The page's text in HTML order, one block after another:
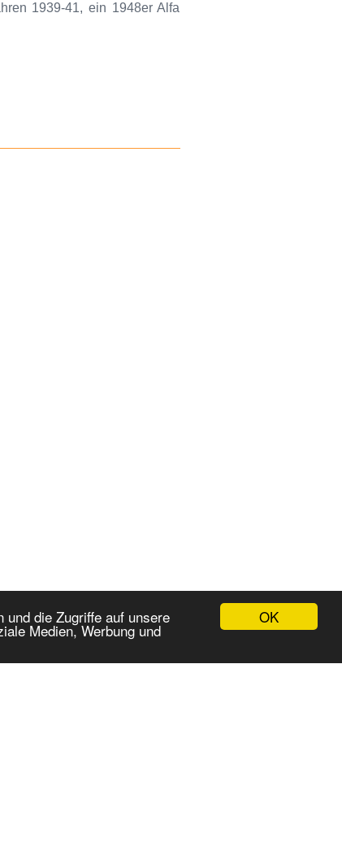
OK
die Zugriffe auf unsere
Medien, Werbung und
1939-41, ein 1948er Alfa